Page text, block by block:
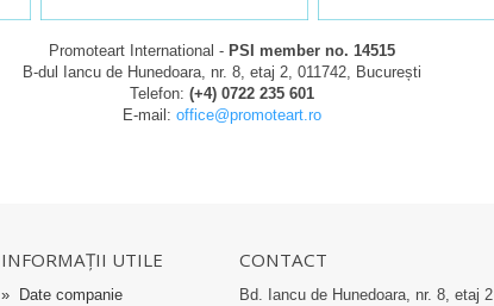
Promoteart International - PSI member no. 14515
B-dul Iancu de Hunedoara, nr. 8, etaj 2, 011742, București
Telefon: (+4) 0722 235 601
E-mail: office@promoteart.ro
INFORMAȚII UTILE
»
Date companie
CONTACT
Bd. Iancu de Hunedoara, nr. 8, etaj 2